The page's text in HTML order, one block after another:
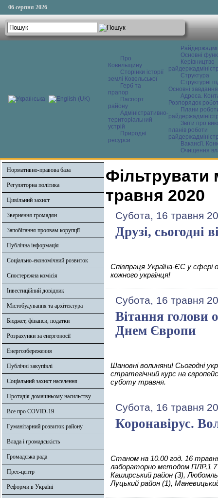
06 серпня 2026
Про
Ковельщину
Сторінки історії
землі Ковельської
Герб та
прапор
Паспорт
району
Адміністративно-
територіальний
устрій
Природні
ресурси
Основні
Керівництво
Структура
Структурні
Основні завдання
Адреса.
Розпорядок
Плани
Звіти про
планів роботи
Вакансії.
Очищення
Нормативно-правова база
Регуляторна політика
Цивільний захист
Звернення громадян
Запобігання проявам корупції
Публічна інформація
Соціально-економічний розвиток
Спостережна комісія
Інвестиційний довідник
Містобудування та архітектура
Бюджет, фінанси, податки
Розрахунки за енергоносії
Енергозбереження
Публічні закупівлі
Соціальний захист населення
Протидія домашньому насильству
Все про COVID-19
Гуманітарний розвиток району
Влада і громадськість
Громадська рада
Прес-центр
Реформи в Україні
Фільтрувати
травня 2020
Субота, 16 травня
Друзі, сьогодні
Співпраця Україна-ЄС у сфері
кожного українця!
Субота, 16 травня
Вітання голови
Днем Європи
Шановні волиняни! Сьогодні
стратегічний курс на
суботу травня.
Субота, 16 травня
Коронавірус.
Станом на 10.00 год. 16 травня
лабораторно методом ПЛР,1 7
Каширський район (3),
Луцький район (1),